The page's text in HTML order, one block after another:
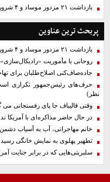
بازداشت ۲۱ مزدور موساد و ۴ شرور مسلح توسط وزارت اطلاعات
پربحث ترین عناوین
بازداشت ۲۱ مزدور موساد و ۴ شرور مسلح توسط وزارت اطلاعات
روحانی با مأموریت
جاده‌صاف‌کنی اصلاح‌طلبان برای
حرف‌های رئیس‌جمهور تکراری
نظر)
وقتی قالیباف جا پای رفسنجانی می
در حال حاضر مذاکره‌ای با آمریکا
خانم مهاجرانی، آب به آسیاب دشمن
تطهیر پهلوی به نمایش خانگی
سلبریتی‌هایی که در برابر جنایت